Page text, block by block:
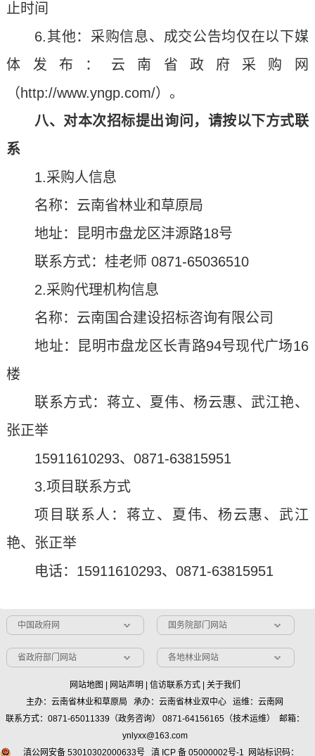
止时间
6.其他：采购信息、成交公告均仅在以下媒
体发布：云南省政府采购网
（http://www.yngp.com/）。
八、对本次招标提出询问，请按以下方式联
系
1.采购人信息
名称：云南省林业和草原局
地址：昆明市盘龙区沣源路18号
联系方式：桂老师 0871-65036510
2.采购代理机构信息
名称：云南国合建设招标咨询有限公司
地址：昆明市盘龙区长青路94号现代广场16
楼
联系方式：蒋立、夏伟、杨云惠、武江艳、
张正举
15911610293、0871-63815951
3.项目联系方式
项目联系人：蒋立、夏伟、杨云惠、武江
艳、张正举
电话：15911610293、0871-63815951
中国政府网 国务院部门网站
省政府部门网站 各地林业网站
网站地图 网站声明 信访联系方式| 关于我们
主办：云南省林业和草原局 承办：云南省林业双中心 运维：云南网
联系方式：0871-65011339（政务咨询） 0871-64156165（技术运维） 邮箱：
ynlyxx@163.com
滇公网安备 53010302000633号
滇 ICP 备 05000002号-1 网站标识码：